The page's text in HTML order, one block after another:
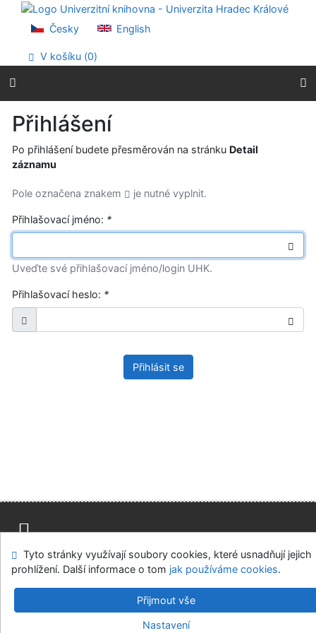
Přejít na obsah
Přejít na menu
Prohlášení o webové přístupnosti
Česky English
V košíku (0)
Přihlášení
Po přihlášení budete přesměrován na stránku Detail
záznamu
Pole označena znakem je nutné vyplnit.
Přihlašovací jméno: *
Uveďte své přihlašovací jméno/login UHK.
Přihlašovací heslo: *
Přihlásit se
Mapa stránek Přístupnost
Soukromí
Modul OpenSearch
Napište nám Nastavení cookies
Univerzitní knihovna - Univerzita Hradec Králové
v.4.8.63a-Cosmotron Bohemia, s.r.o.
Tyto stránky využívají soubory cookies, které usnadňují jejich
prohlížení. Další informace o tom jak používáme cookies.
Přijmout vše
Nastavení